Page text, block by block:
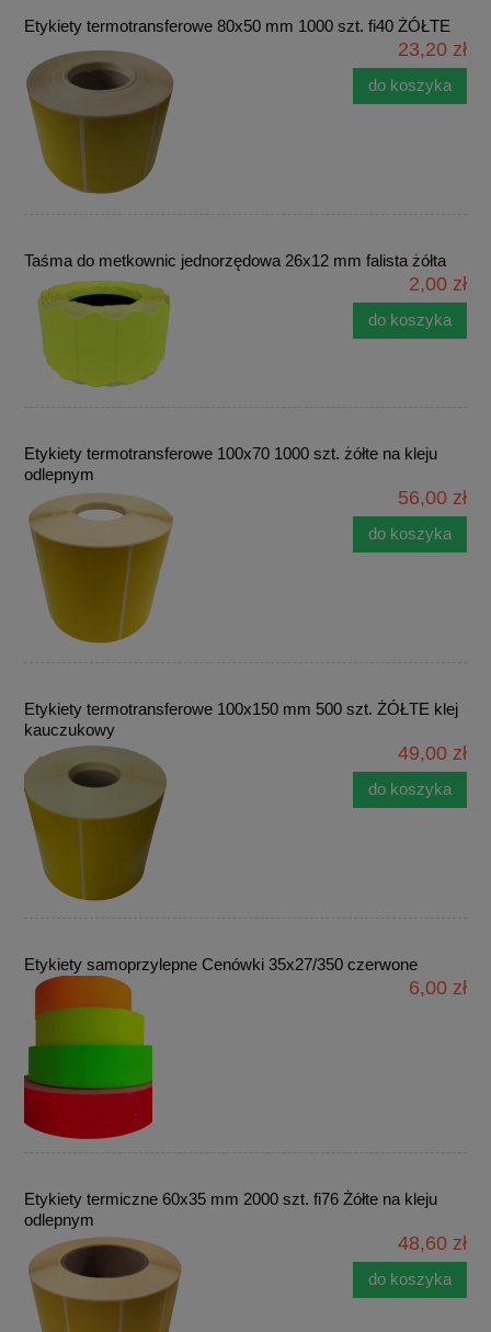
Etykiety termotransferowe 80x50 mm 1000 szt. fi40 ŻÓŁTE
23,20 zł
do koszyka
Taśma do metkownic jednorzędowa 26x12 mm falista żółta
2,00 zł
do koszyka
Etykiety termotransferowe 100x70 1000 szt. żółte na kleju
odlepnym
56,00 zł
do koszyka
Etykiety termotransferowe 100x150 mm 500 szt. ŻÓŁTE klej
kauczukowy
49,00 zł
do koszyka
Etykiety samoprzylepne Cenówki 35x27/350 czerwone
6,00 zł
Etykiety termiczne 60x35 mm 2000 szt. fi76 Żółte na kleju
odlepnym
48,60 zł
do koszyka